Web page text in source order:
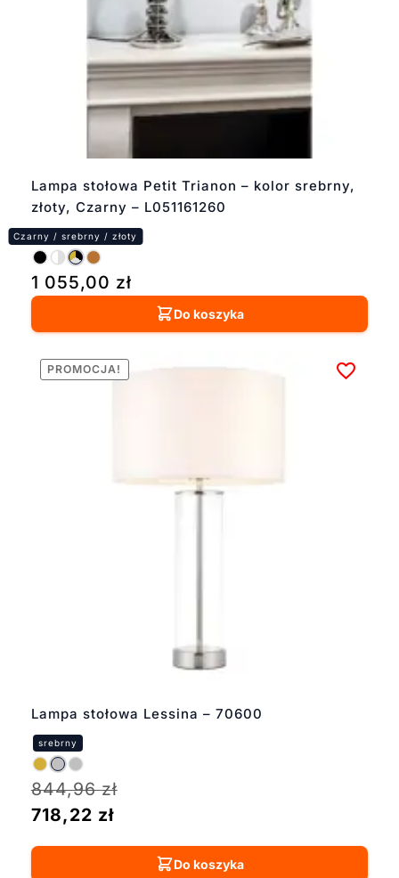
Lampa stołowa Petit Trianon – kolor srebrny,
złoty, Czarny – L051161260
1 055,00 zł
Do koszyka
Lampa stołowa Lessina – 70600
PROMOCJA!
844,96zł
718,22 zł
Do koszyka